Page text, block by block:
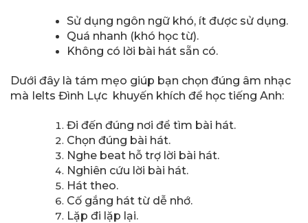
Sử dụng ngôn ngữ khó, ít được sử dụng.
Quá nhanh (khó học từ).
Không có lời bài hát sẵn có.
Dưới đây là tám mẹo giúp bạn chọn đúng âm nhạc
mà Ielts Đình Lực khuyến khích để học tiếng Anh:
Đi đến đúng nơi để tìm bài hát.
Chọn đúng bài hát.
Nghe beat hỗ trợ lời bài hát.
Nghiên cứu lời bài hát.
Hát theo.
Cố gắng hát từ dễ nhớ.
Lặp đi lặp lại.